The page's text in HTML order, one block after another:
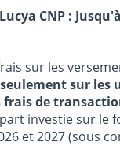
CNP :
sur les
sur les
frais de
investie sur le
et 2027 (sous